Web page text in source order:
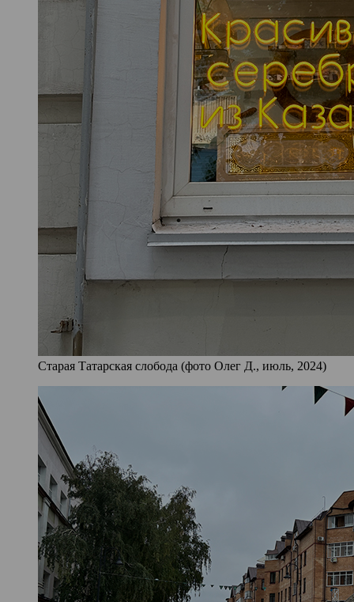
Старая Татарская слобода (фото Олег Д., июль, 2024)